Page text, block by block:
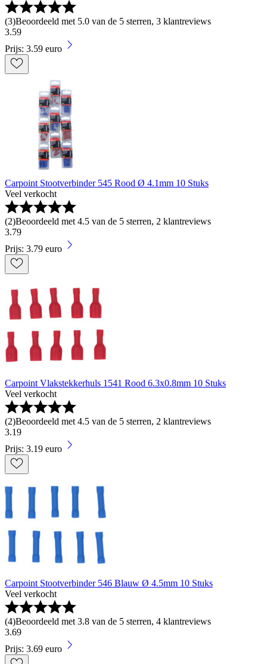
(3)Beoordeeld met 5.0 van de 5 sterren, 3 klantreviews
3.59
Prijs: 3.59 euro
Carpoint Stootverbinder 545 Rood Ø 4.1mm 10 Stuks
Veel verkocht
(2)Beoordeeld met 4.5 van de 5 sterren, 2 klantreviews
3.79
Prijs: 3.79 euro
Carpoint Vlakstekkerhuls 1541 Rood 6.3x0.8mm 10 Stuks
Veel verkocht
(2)Beoordeeld met 4.5 van de 5 sterren, 2 klantreviews
3.19
Prijs: 3.19 euro
Carpoint Stootverbinder 546 Blauw Ø 4.5mm 10 Stuks
Veel verkocht
(4)Beoordeeld met 3.8 van de 5 sterren, 4 klantreviews
3.69
Prijs: 3.69 euro